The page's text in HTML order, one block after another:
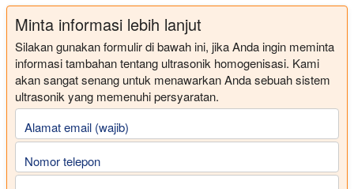
Minta informasi lebih lanjut
Silakan gunakan formulir di bawah ini, jika Anda ingin meminta
informasi tambahan tentang ultrasonik homogenisasi. Kami
akan sangat senang untuk menawarkan Anda sebuah sistem
ultrasonik yang memenuhi persyaratan.
Alamat email (wajib)
Nomor telepon